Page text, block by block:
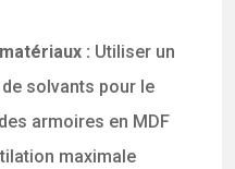
: Utiliser un
solvants pour le
armoires en MDF
maximale